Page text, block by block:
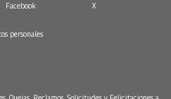
Facebook X
personales